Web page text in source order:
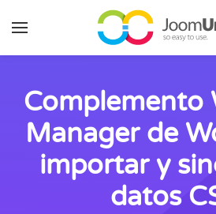
Saltar al contenido principal
Complemento
Manager de
importar y
datos